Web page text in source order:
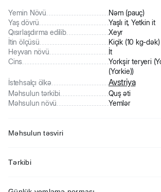
Yemin Növü
Nəm (pauç)
Yaş dövrü
Yaşlı it, Yetkin it
Qısırlaşdırma edilib
Xeyr
İtin ölçüsü
Kiçik (10 kg-dək)
Heyvan növü
İt
Cins
Yorkşir teryeri
(Yorkie))
İstehsalçı ölkə
Avstriya
Məhsulun tərkibi
Quş əti
Məhsulun növü
Yemlər
Məhsulun təsviri
yem. 10 aydan yuxarı yorkşir teryerləri üçün
Tərkibi